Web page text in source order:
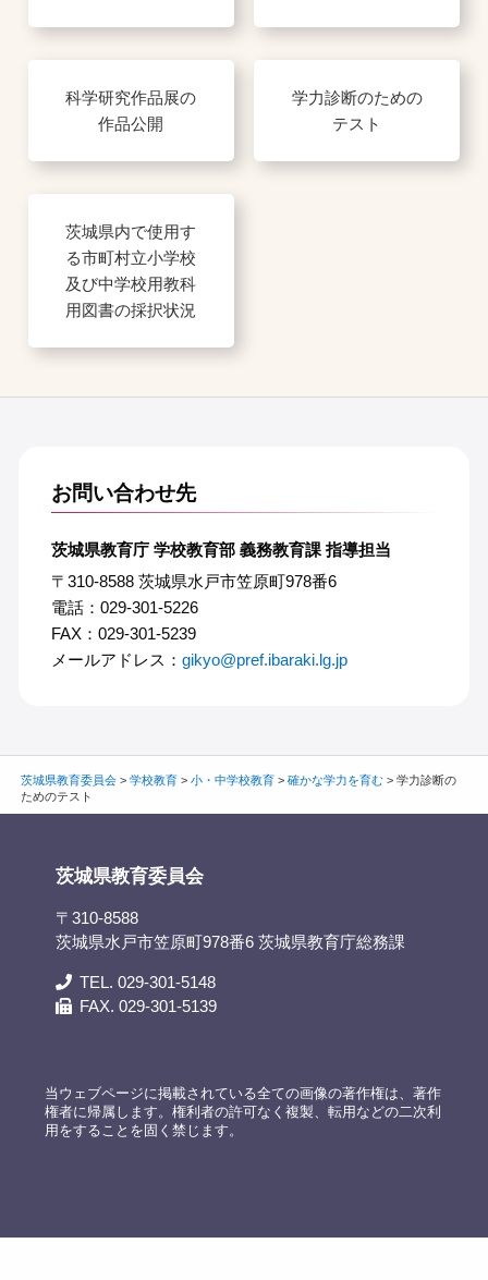
科学研究作品展の
作品公開
学力診断のための
テスト
茨城県内で使用す
る市町村立小学校
及び中学校用教科
用図書の採択状況
お問い合わせ先
茨城県教育庁 学校教育部 義務教育課 指導担当
〒310-8588 茨城県水戸市笠原町978番6
電話：029-301-5226
FAX：029-301-5239
メールアドレス： gikyo@pref.ibaraki.lg.jp
茨城県教育委員会> 学校教育> 小・中学校教育> 確かな学力を育む> 学力診断の
ためのテスト
茨城県教育委員会
〒310-8588
茨城県水戸市笠原町978番6 茨城県教育庁総務課
TEL. 029-301-5148
FAX. 029-301-5139
当ウェブページに掲載されている全ての画像の著作権は、著作
権者に帰属します。権利者の許可なく複製、転用などの二次利
用をすることを固く禁じます。